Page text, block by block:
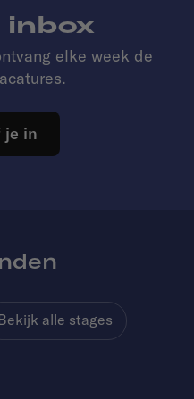
inbox
elke week de
je in
alle stages